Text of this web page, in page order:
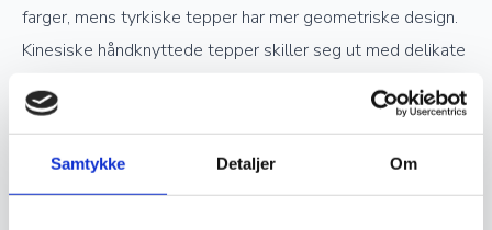
Samtykke Detaljer Om
farger, mens tyrkiske tepper har mer geometriske design.
Kinesiske håndknyttede tepper skiller seg ut med delikate
pastellfarger og inspirasjon fra tradisjonell kinesisk kunst.
Verdsettelse og investering